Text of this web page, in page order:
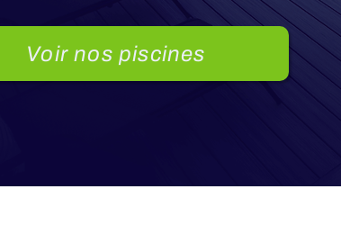
Voir nos piscines